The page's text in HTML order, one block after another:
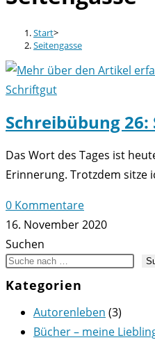
Start>
Seitengasse
Schriftgut
Schreibübung 26:
Das Wort des Tages ist
Erinnerung. Trotzdem sitze
0 Kommentare
16. November 2020
Suchen
Kategorien
Autorenleben (3)
Bücher – meine